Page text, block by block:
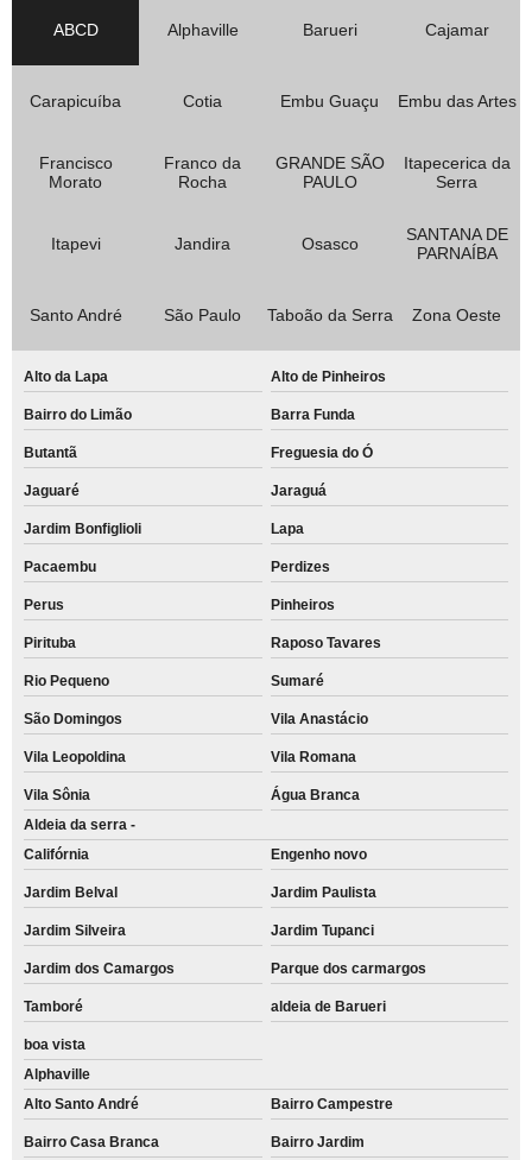
ABCD Alphaville Barueri Cajamar
Carapicuíba Cotia Embu Guaçu Embu das Artes
Francisco
Morato
Franco da
Rocha
GRANDE SÃO
PAULO
Itapecerica da
Serra
Itapevi Jandira Osasco
SANTANA DE
PARNAÍBA
Santo André São Paulo Taboão da Serra Zona Oeste
Alto da Lapa Alto de Pinheiros
Bairro do Limão Barra Funda
Butantã Freguesia do Ó
Jaguaré Jaraguá
Jardim Bonfiglioli Lapa
Pacaembu Perdizes
Perus Pinheiros
Pirituba Raposo Tavares
Rio Pequeno Sumaré
São Domingos Vila Anastácio
Vila Leopoldina Vila Romana
Vila Sônia
Água Branca
Aldeia da serra -
Califórnia
Engenho novo
Jardim Belval Jardim Paulista
Jardim Silveira Jardim Tupanci
Jardim dos Camargos Parque dos carmargos
Tamboré aldeia de Barueri
boa vista
Alphaville
Alto Santo André
Bairro Campestre
Bairro Casa Branca Bairro Jardim